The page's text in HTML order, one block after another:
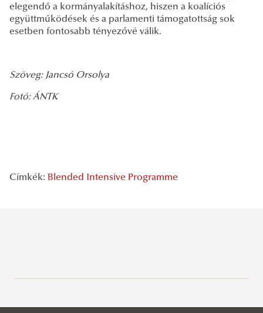
elegendő a kormányalakításhoz, hiszen a koalíciós
együttműködések és a parlamenti támogatottság sok
esetben fontosabb tényezővé válik.
Szöveg: Jancsó Orsolya
Fotó: ÁNTK
Címkék: Blended Intensive Programme